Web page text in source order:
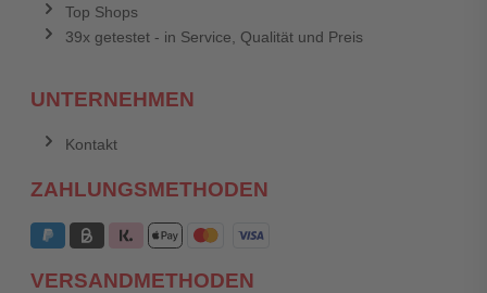
Top Shops
39x getestet - in Service, Qualität und Preis
UNTERNEHMEN
Kontakt
ZAHLUNGSMETHODEN
VERSANDMETHODEN